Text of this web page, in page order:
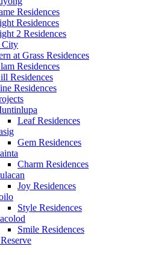
Residences
Residences
2 Residences
City
at Grass Residences
Residences
Residences
Residences
Leaf Residences
Gem Residences
Charm Residences
Joy Residences
Style Residences
Smile Residences